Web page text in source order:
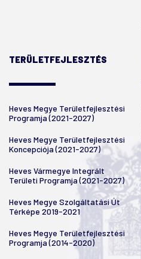
TERÜLETFEJLESZTÉS
Heves Megye Területfejlesztési
Programja (2021-2027)
Heves Megye Területfejlesztési
Koncepciója (2021-2027)
Heves Vármegye Integrált
Területi Programja (2021-2027)
Heves Megye Szolgáltatási Út
Térképe 2019-2021
Heves Megye Területfejlesztési
Programja (2014-2020)